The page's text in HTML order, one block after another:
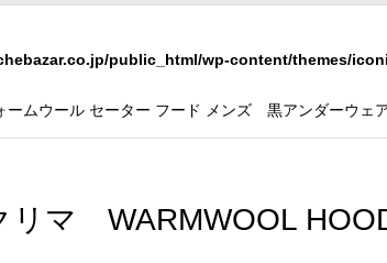
public_html/wp-content/themes/
ムウール セーター フード メンズ 黒アンダーウェ
リマ WARMWOOL